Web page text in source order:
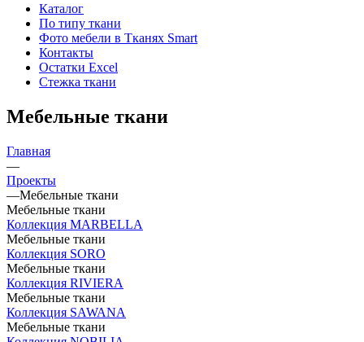
Каталог
По типу ткани
Фото мебели в Тканях Smart
Контакты
Остатки Excel
Стежка ткани
Мебельные ткани
Главная
—
Проекты
—Мебельные ткани
Мебельные ткани
Коллекция MARBELLA
Мебельные ткани
Коллекция SORO
Мебельные ткани
Коллекция RIVIERA
Мебельные ткани
Коллекция SAWANA
Мебельные ткани